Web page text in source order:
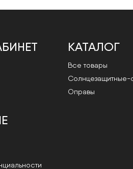
КАТАЛОГ
Все товары
Cолнцезащитные-
Оправы